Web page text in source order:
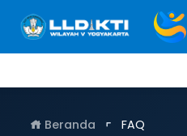
Beranda FAQ